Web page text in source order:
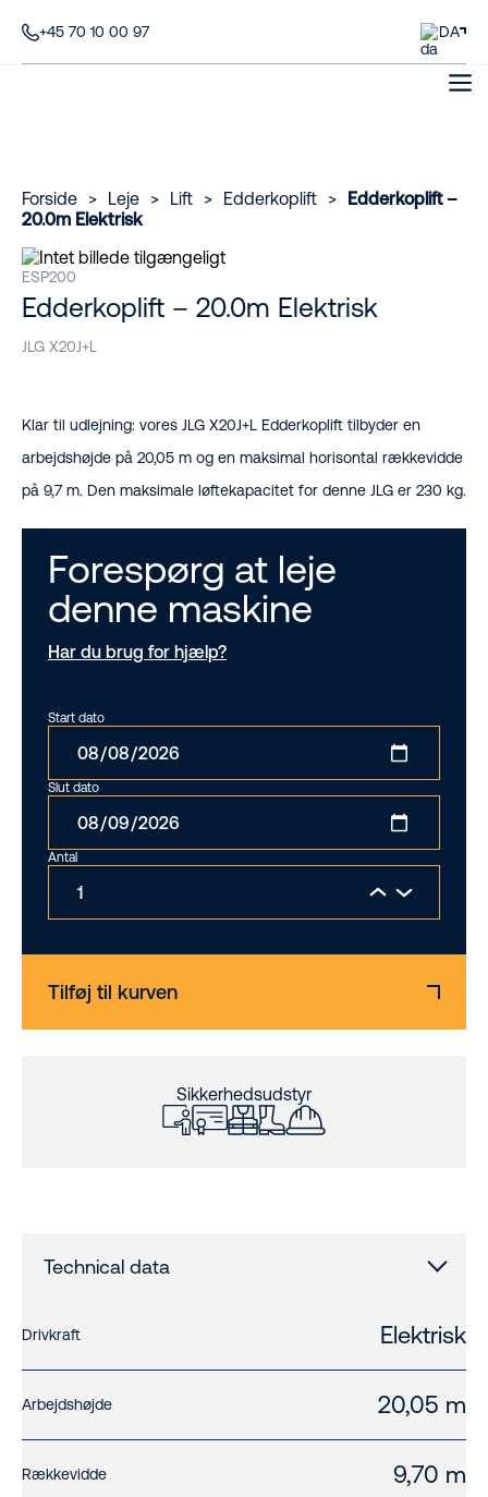
+45 70 10 00 97 DA
Forside > Leje > Lift > Edderkoplift >
Edderkoplift –
20.0m Elektrisk
ESP200
Edderkoplift – 20.0m Elektrisk
JLG X20J+L
Klar til udlejning: vores JLG X20J+L Edderkoplift tilbyder en
arbejdshøjde på 20,05 m og en maksimal horisontal rækkevidde
på 9,7 m. Den maksimale løftekapacitet for denne JLG er 230 kg.
Forespørg at leje
denne maskine
Har du brug for hjælp?
Start dato
Slut dato
Antal
Tilføj til kurven
Sikkerhedsudstyr
Technical data
Drivkraft Elektrisk
Arbejdshøjde 20,05 m
Rækkevidde 9,70 m